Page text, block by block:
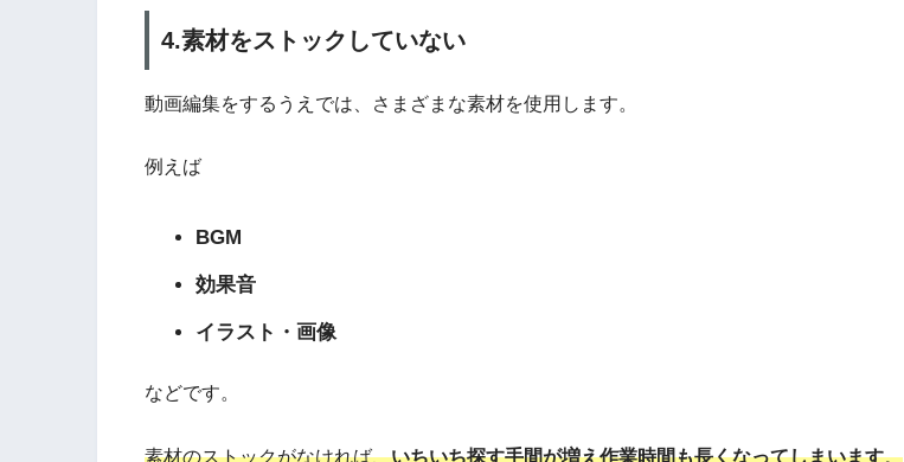
4.素材をストックしていない
動画編集をするうえでは、さまざまな素材を使用します。
例えば
BGM
効果音
イラスト・画像
などです。
素材のストックがなければ、いちいち探す手間が増え作業時間も長くなってしまいます。